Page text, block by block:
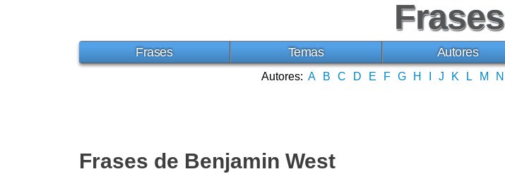
Frases
Frases Temas Autores
Autores: A B C D E F G H J K L M N
Frases de Benjamin West